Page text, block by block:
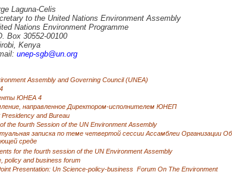
Laguna-Celis
to the United Nations Environment Assembly
Nations Environment Programme
Box 30552-00100
Kenya
unep-sgb@un.org
Assembly and Governing Council (UNEA)
ЮНЕА 4
направленное Директором-исполнителем ЮНЕП
Presidency and Bureau
the fourth Session of the UN Environment Assembly
записка по теме четвертой сессии Ассамблеи Организации
среде
for the fourth session of the UN Environment Assembly
policy and business forum
Presentation: Un Science-policy-business Forum On The Environment